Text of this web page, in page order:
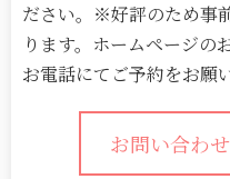
ださい。※好評のため事
ります。ホームページの
お電話にてご予約をお願
お問い合わせ